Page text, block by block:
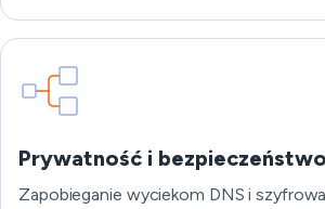
Prywatność i bezpieczeństwo
Zapobieganie wyciekom DNS i